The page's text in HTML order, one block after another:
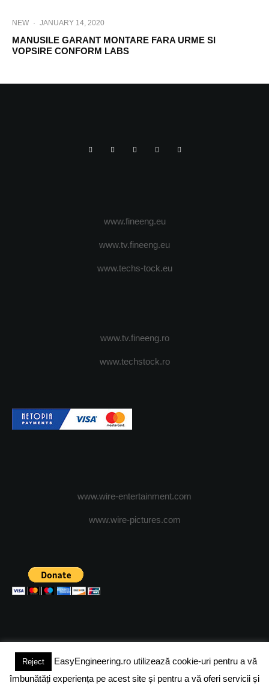
NEW · JANUARY 14, 2020
MANUSILE GARANT MONTARE FARA URME SI
VOPSIRE CONFORM LABS
www.fineeng.eu
www.tv.fineeng.eu
www.techs-tock.eu
www.tv.fineeng.ro
www.techstock.ro
www.wire-entertainment.com
www.wire-pictures.com
(c) 2024 - FineEngineeringMagazine. All rights reserved.
Reject
EasyEngineering.ro utilizează cookie-uri pentru a vă
îmbunătăți experiența pe acest site și pentru a vă oferi servicii și